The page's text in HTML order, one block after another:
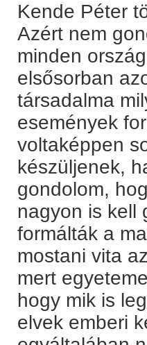
Kende Péter
Azért nem
minden
elsősorban
társadalma
események
voltaképpen
készüljenek,
gondolom,
nagyon is kell
formálták a
mostani vita
mert
hogy mik is
elvek emberi